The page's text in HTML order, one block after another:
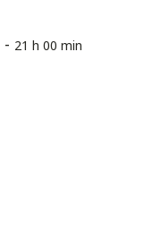
- 21 h 00 min